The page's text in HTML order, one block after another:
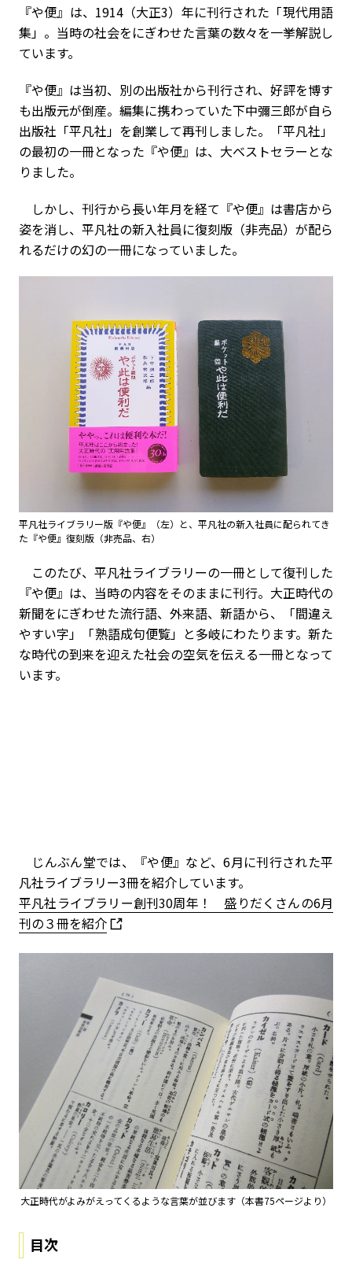
『や便』は、1914（大正3）年に刊行された「現代用語
集」。当時の社会をにぎわせた言葉の数々を一挙解説し
ています。
『や便』は当初、別の出版社から刊行され、好評を博す
も出版元が倒産。編集に携わっていた下中彌三郎が自ら
出版社「平凡社」を創業して再刊しました。「平凡社」
の最初の一冊となった『や便』は、大ベストセラーとな
りました。
しかし、刊行から長い年月を経て『や便』は書店から
姿を消し、平凡社の新入社員に復刻版（非売品）が配ら
れるだけの幻の一冊になっていました。
平凡社ライブラリー版『や便』（左）と、平凡社の新入社員に配られてき
た『や便』復刻版（非売品、右）
このたび、平凡社ライブラリーの一冊として復刊した
『や便』は、当時の内容をそのままに刊行。大正時代の
新聞をにぎわせた流行語、外来語、新語から、「間違え
やすい字」「熟語成句便覧」と多岐にわたります。新た
な時代の到来を迎えた社会の空気を伝える一冊となって
います。
じんぶん堂では、『や便』など、6月に刊行された平
凡社ライブラリー3冊を紹介しています。
平凡社ライブラリー創刊30周年！ 盛りだくさんの6月
刊の３冊を紹介
大正時代がよみがえってくるような言葉が並びます（本書75ページより）
目次